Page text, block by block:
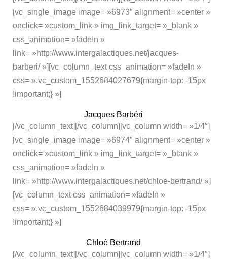
[vc_single_image image= »6973″ alignment= »center »
onclick= »custom_link » img_link_target= »_blank »
css_animation= »fadeIn »
link= »http://www.intergalactiques.net/jacques-
barberi/ »][vc_column_text css_animation= »fadeIn »
css= ».vc_custom_1552684027679{margin-top: -15px
!important;} »]
Jacques Barbéri
[/vc_column_text][/vc_column][vc_column width= »1/4″]
[vc_single_image image= »6974″ alignment= »center »
onclick= »custom_link » img_link_target= »_blank »
css_animation= »fadeIn »
link= »http://www.intergalactiques.net/chloe-bertrand/ »]
[vc_column_text css_animation= »fadeIn »
css= ».vc_custom_1552684039979{margin-top: -15px
!important;} »]
Chloé Bertrand
[/vc_column_text][/vc_column][vc_column width= »1/4″]